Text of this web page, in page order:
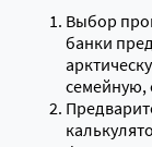
Выбор
банки
семейную,